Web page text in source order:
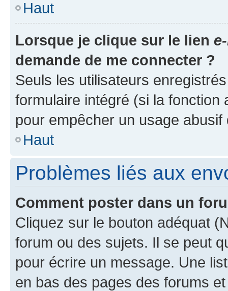
Haut
Lorsque je clique sur le lien
demande de me connecter ?
Seuls les utilisateurs
formulaire intégré (si la fonction
pour empêcher un usage
Haut
Problèmes liés aux
Comment poster dans un
Cliquez sur le bouton adéquat
forum ou des sujets. Il se peut
pour écrire un message. Une
en bas des pages des forums